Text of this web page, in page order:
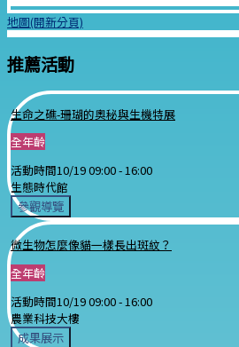
地圖(開新分頁)
推薦活動
生命之礁-珊瑚的奧秘與生機特展
全年齡
活動時間10/19 09:00 -16:00
生態時代館
參觀導覽
微生物怎麼像貓一樣長出斑紋？
全年齡
活動時間10/19 09:00 - 16:00
農業科技大樓
成果展示